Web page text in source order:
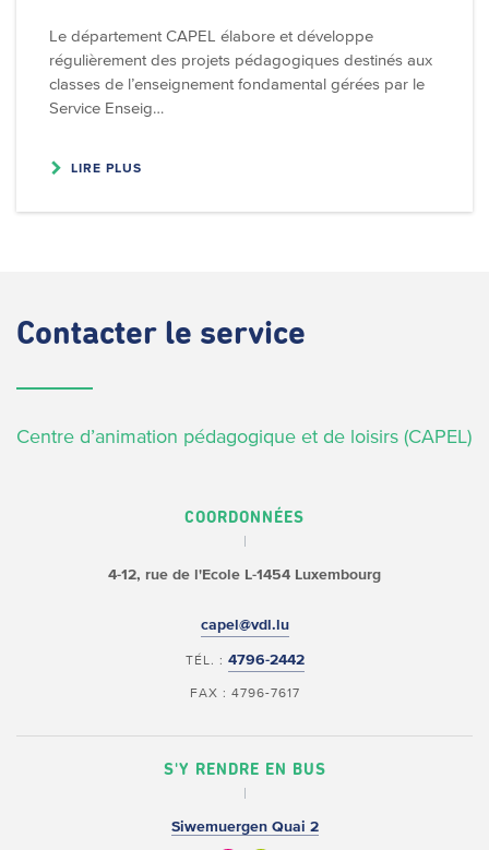
Le département CAPEL élabore et développe
régulièrement des projets pédagogiques destinés aux
classes de l’enseignement fondamental gérées par le
Service Enseig…
LIRE PLUS
Contacter le service
Centre d’animation pédagogique et de loisirs (CAPEL)
COORDONNÉES
4-12, rue de l'Ecole L-1454 Luxembourg
capel@vdl.lu
TÉL. : 4796-2442
FAX : 4796-7617
S'Y RENDRE EN BUS
Siwemuergen Quai 2